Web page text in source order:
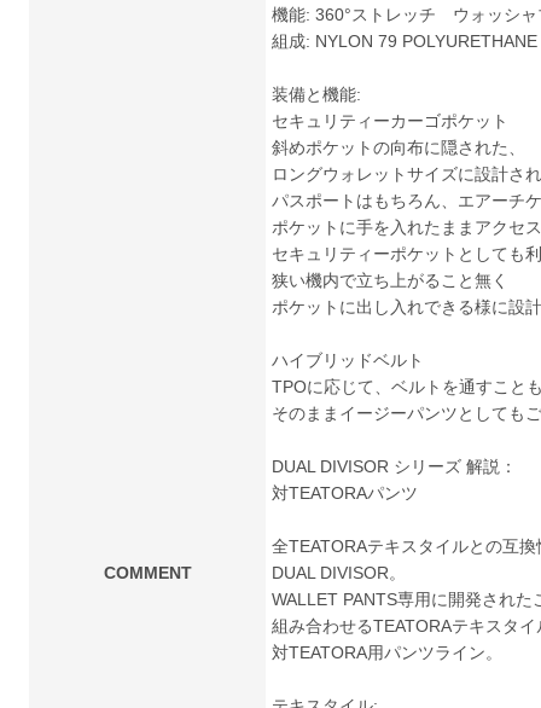
COMMENT
機能: 360°ストレッチ ウォッシャ
組成: NYLON 79
装備と機能:
セキュリティーカーゴポケット
斜めポケットの向布に隠された、
ロングウォレットサイズに設計さ
パスポートはもちろん、エアーチ
ポケットに手を入れたままアクセ
セキュリティーポケットとしても
狭い機内で立ち上がること無く
ポケットに出し入れできる様に設
ハイブリッドベルト
TPOに応じて、ベルトを通すこと
そのままイージーパンツとしても
DUAL DIVISOR シリーズ 解説：
対TEATORAパンツ
全TEATORAテキスタイルとの互
DUAL DIVISOR。
WALLET PANTS専用に開発された
組み合わせるTEATORAテキスタ
対TEATORA用パンツライン。